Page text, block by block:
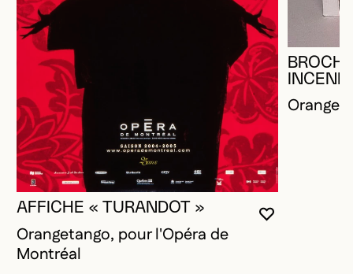
VOUS
FERMER
OUVRIR LA
AFFICHE « TURANDOT »
Orangetango, pour l'Opéra de
Montréal